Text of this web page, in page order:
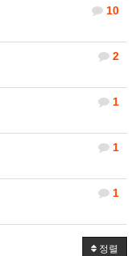
10
2
1
1
1
정렬